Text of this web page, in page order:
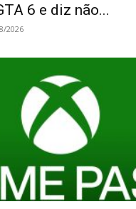
6 e diz não...
2026